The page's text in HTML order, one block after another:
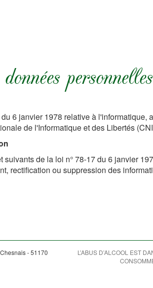
personnelles
6 janvier 1978 relative à
de l'Informatique et des Libertés
suivants de la loi n° 78-17 du 6 janvier
rectification ou suppression des
- 51170
L’ABUS D’ALCOOL EST